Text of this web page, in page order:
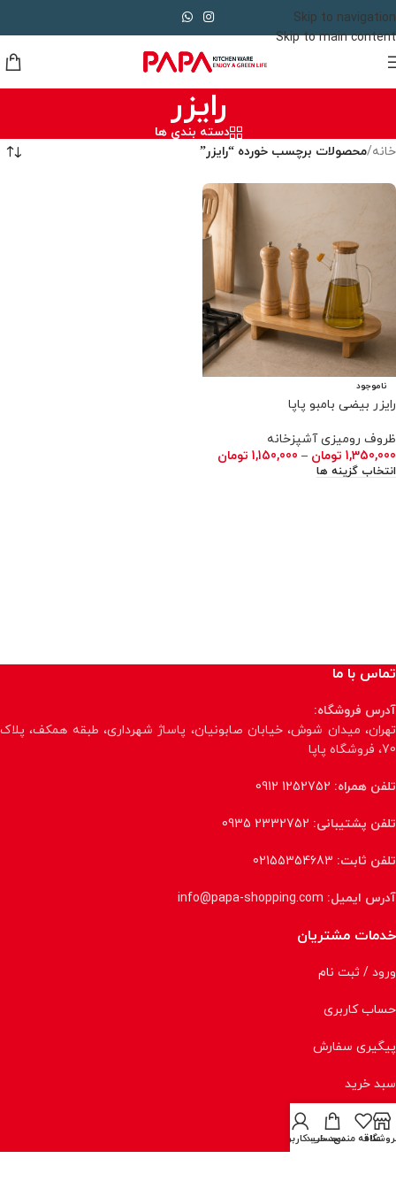
Skip to navigation
Skip to main content
رایزر
دسته بندی ها
خانه/محصولات برچسب خورده “رایزر”
ناموجود
رایزر بیضی بامبو پاپا
ظروف رومیزی آشپزخانه
1,350,000 تومان –
1,150,000 تومان
انتخاب گزینه ها
تماس با ما
آدرس فروشگاه:
تهران، میدان شوش، خیابان صابونیان، پاساژ شهرداری، طبقه همکف، پلاک
70، فروشگاه پاپا
تلفن همراه: 1252752 0912
تلفن پشتیبانی: 2332752 0935
تلفن ثابت: 02155354683
آدرس ایمیل: info@papa-shopping.com
خدمات مشتریان
ورود / ثبت نام
حساب کاربری
پیگیری سفارش
سبد خرید
تسویه حساب
علاقه مندیسبد خرید
حساب کاربری من